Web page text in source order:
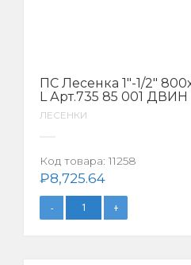
ПС Лесенка 1″-1/2″
L Арт.735 85 001 ДВИН
ЛЕСЕНКИ
Код товара: 11258
₽8,725.64